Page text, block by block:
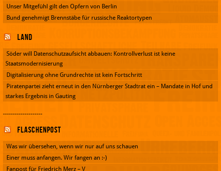
Unser Mitgefühl gilt den Opfern von Berlin
Bund genehmigt Brennstäbe für russische Reaktortypen
Land
Söder will Datenschutzaufsicht abbauen: Kontrollverlust ist keine
Staatsmodernisierung
Digitalisierung ohne Grundrechte ist kein Fortschritt
Piratenpartei zieht erneut in den Nürnberger Stadtrat ein – Mandate in Hof und
starkes Ergebnis in Gauting
--------------------
Flaschenpost
Was wir übersehen, wenn wir nur auf uns schauen
Einer muss anfangen. Wir fangen an :-)
Fanpost für Friedrich Merz – V